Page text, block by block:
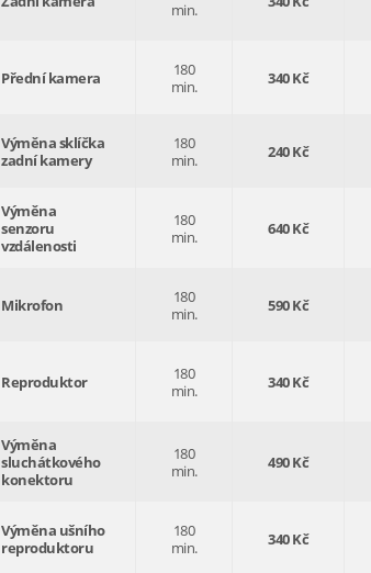
min.
Přední kamera
180
min.
340 Kč
Výměna sklíčka
zadní kamery
180
min.
240 Kč
Výměna
senzoru
vzdálenosti
180
min.
640 Kč
Mikrofon
180
min.
590 Kč
Reproduktor
180
min.
340 Kč
Výměna
sluchátkového
konektoru
180
min.
490 Kč
Výměna ušního
reproduktoru
180
min.
340 Kč